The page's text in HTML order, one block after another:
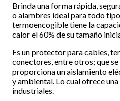
Brinda una forma rápida,
o alambres ideal para todo
termoencogible tiene la
calor el 60% de su tamaño
Es un protector para cables,
conectores, entre otros; que
proporciona un aislamiento
y ambiental. Lo cual ofrece
industriales.